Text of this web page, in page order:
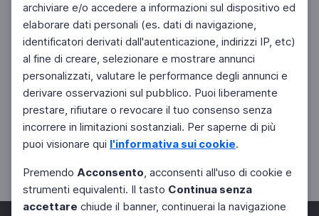
archiviare e/o accedere a informazioni sul dispositivo ed
elaborare dati personali (es. dati di navigazione,
identificatori derivati dall'autenticazione, indirizzi IP, etc)
al fine di creare, selezionare e mostrare annunci
personalizzati, valutare le performance degli annunci e
derivare osservazioni sul pubblico. Puoi liberamente
prestare, rifiutare o revocare il tuo consenso senza
incorrere in limitazioni sostanziali. Per saperne di più
puoi visionare qui l'informativa sui cookie.
Premendo Acconsento, acconsenti all'uso di cookie e
strumenti equivalenti. Il tasto Continua senza
accettare chiude il banner, continuerai la navigazione